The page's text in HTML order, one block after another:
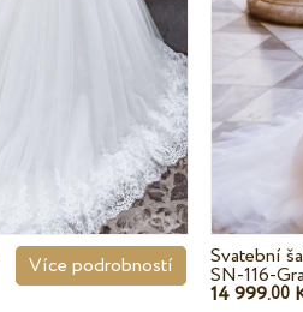
Více podrobností Svatební
SN-116-
14 999.00